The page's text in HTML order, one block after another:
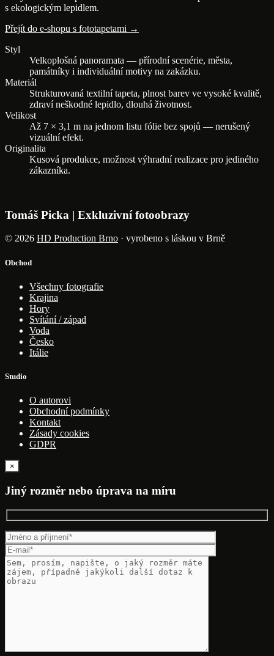
s ekologickým lepidlem.
Přejít do e-shopu s fototapetami →
Styl
Velkoplošná panoramata — přírodní scenérie, města,
památníky i individuální motivy na zakázku.
Materiál
Strukturovaná textilní tapeta, plnost barev ve vysoké kvalitě,
zdraví neškodné lepidlo, dlouhá životnost.
Velikost
Až 7 × 3,1 m na jednom listu fólie bez spojů — nerušený
vizuální efekt.
Originalita
Kusová produkce, možnost výhradní realizace pro jediného
zákazníka.
Tomáš Picka | Exkluzivní fotoobrazy
© 2026 HD Production Brno · vyrobeno s láskou v Brně
Obchod
Všechny fotografie
Krajina
Hory
Svítání / západ
Voda
Česko
Itálie
Studio
O autorovi
Obchodní podmínky
Kontakt
Zásady cookies
GDPR
×
Jiný rozměr nebo úprava na míru